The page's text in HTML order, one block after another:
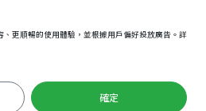
玩
All Rights Reserved.
更順暢的使用體驗，並根據用戶偏好投放廣告。詳
確定